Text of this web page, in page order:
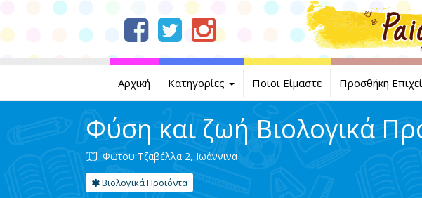
Αρχική Κατηγορίες Ποιοι Είμαστε Προσθήκη
Φύση και ζωή Βιολογικά
Φώτου Τζαβέλλα 2, Ιωάννινα
Βιολογικά Προϊόντα